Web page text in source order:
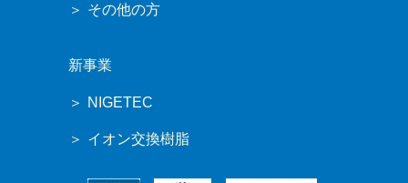
その他の方
新事業
NIGETEC
イオン交換樹脂